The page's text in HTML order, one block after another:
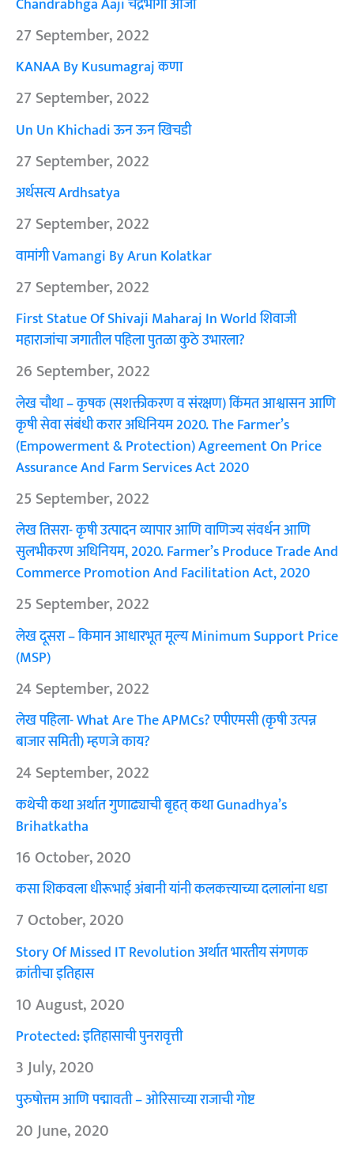
27 September, 2022
KANAA By Kusumagraj कणा
27 September, 2022
Un Un Khichadi ऊन ऊन खिचडी
27 September, 2022
अर्धसत्य Ardhsatya
27 September, 2022
वामांगी Vamangi By Arun Kolatkar
27 September, 2022
First Statue Of Shivaji Maharaj In World शिवाजी
महाराजांचा जगातील पहिला पुतळा कुठे उभारला?
26 September, 2022
लेख चौथा – कृषक (सशक्तीकरण व संरक्षण) किंमत आश्वासन आणि
कृषी सेवा संबंधी करार अधिनियम 2020. The Farmer’s
(Empowerment & Protection) Agreement On Price
Assurance And Farm Services Act 2020
25 September, 2022
लेख तिसरा- कृषी उत्पादन व्यापार आणि वाणिज्य संवर्धन आणि
सुलभीकरण अधिनियम, 2020. Farmer’s Produce Trade And
Commerce Promotion And Facilitation Act, 2020
25 September, 2022
लेख दूसरा – किमान आधारभूत मूल्य Minimum Support Price
(MSP)
24 September, 2022
लेख पहिला- What Are The APMCs? एपीएमसी (कृषी उत्पन्न
बाजार समिती) म्हणजे काय?
24 September, 2022
कथेची कथा अर्थात गुणाढ्याची बृहत् कथा Gunadhya’s
Brihatkatha
16 October, 2020
कसा शिकवला धीरूभाई अंबानी यांनी कलकत्त्याच्या दलालांना धडा
7 October, 2020
Story Of Missed IT Revolution अर्थात भारतीय संगणक
क्रांतीचा इतिहास
10 August, 2020
Protected: इतिहासाची पुनरावृत्ती
3 July, 2020
पुरुषोत्तम आणि पद्मावती – ओरिसाच्या राजाची गोष्ट
20 June, 2020